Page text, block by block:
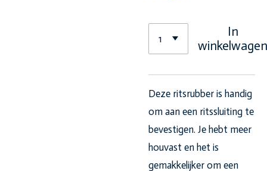
In
Deze ritsrubber is handig
om aan een ritssluiting te
bevestigen. Je hebt meer
houvast en het is
gemakkelijker om een